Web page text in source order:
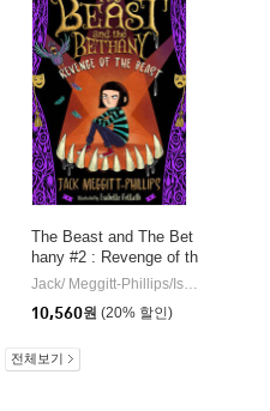
The Beast and The Bet
hany #2 : Revenge of th
e Beast
Jack/ Meggitt-Phillips/Isabelle Follath(ILL)
10,560원 (20% 할인)
전체보기